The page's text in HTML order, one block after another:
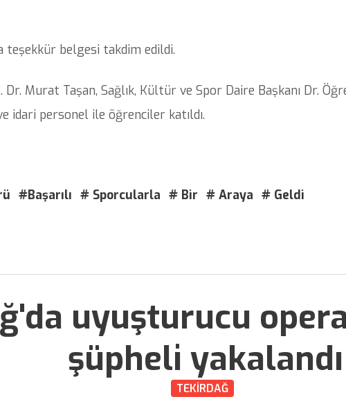
teşekkür belgesi takdim edildi.
Dr. Murat Taşan, Sağlık, Kültür ve Spor Daire Başkanı Dr.
idari personel ile öğrenciler katıldı.
#Başarılı # Sporcularla # Bir # Araya # Geldi
uyuşturucu
şüpheli yakalandı
TEKİRDAĞ